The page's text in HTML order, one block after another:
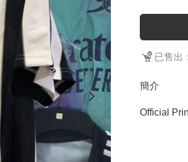
已售出
簡介
Official